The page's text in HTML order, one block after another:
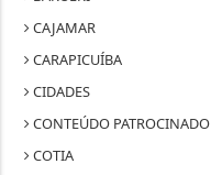
CAJAMAR
CARAPICUÍBA
CIDADES
CONTEÚDO PATROCINADO
COTIA